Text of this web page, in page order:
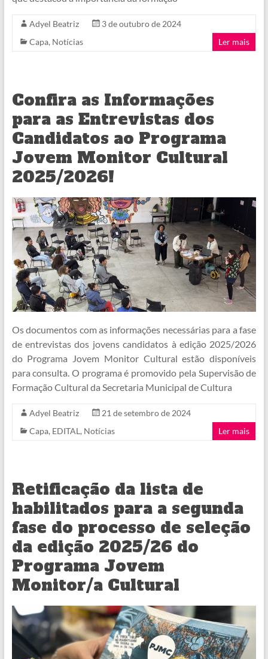
Adyel Beatriz
3 de outubro de 2024
Capa, Notícias Ler mais
Confira as Informações
para as Entrevistas dos
Candidatos ao Programa
Jovem Monitor Cultural
2025/2026!
Os documentos com as informações necessárias para a fase
de entrevistas dos jovens candidatos à edição 2025/2026
do Programa Jovem Monitor Cultural estão disponíveis
para consulta. O programa é promovido pela Supervisão de
Formação Cultural da Secretaria Municipal de Cultura
Adyel Beatriz
21 de setembro de 2024
Capa, EDITAL , Notícias Ler mais
Retificação da lista de
habilitados para a segunda
fase do processo de seleção
da edição 2025/26 do
Programa Jovem
Monitor/a Cultural